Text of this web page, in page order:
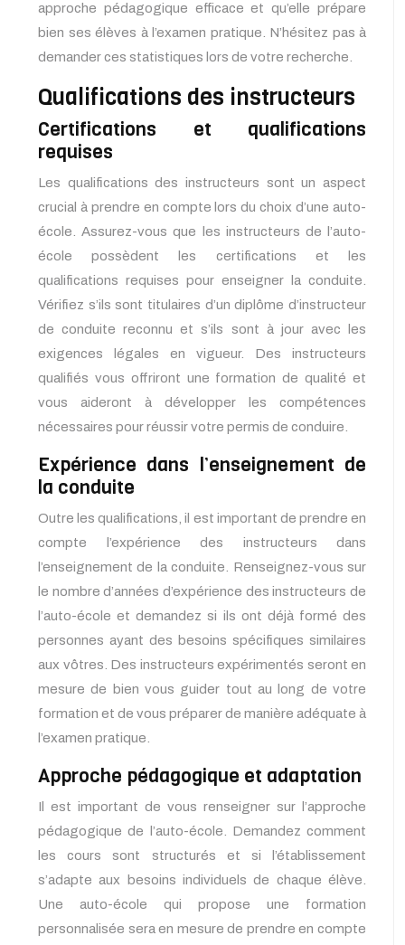
approche pédagogique efficace et qu’elle prépare
bien ses élèves à l’examen pratique. N’hésitez pas à
demander ces statistiques lors de votre recherche.
Qualifications des instructeurs
Certifications et qualifications
requises
Les qualifications des instructeurs sont un aspect
crucial à prendre en compte lors du choix d’une auto-
école. Assurez-vous que les instructeurs de l’auto-
école possèdent les certifications et les
qualifications requises pour enseigner la conduite.
Vérifiez s’ils sont titulaires d’un diplôme d’instructeur
de conduite reconnu et s’ils sont à jour avec les
exigences légales en vigueur. Des instructeurs
qualifiés vous offriront une formation de qualité et
vous aideront à développer les compétences
nécessaires pour réussir votre permis de conduire.
Expérience dans l’enseignement de
la conduite
Outre les qualifications, il est important de prendre en
compte l’expérience des instructeurs dans
l’enseignement de la conduite. Renseignez-vous sur
le nombre d’années d’expérience des instructeurs de
l’auto-école et demandez si ils ont déjà formé des
personnes ayant des besoins spécifiques similaires
aux vôtres. Des instructeurs expérimentés seront en
mesure de bien vous guider tout au long de votre
formation et de vous préparer de manière adéquate à
l’examen pratique.
Approche pédagogique et adaptation
Il est important de vous renseigner sur l’approche
pédagogique de l’auto-école. Demandez comment
les cours sont structurés et si l’établissement
s’adapte aux besoins individuels de chaque élève.
Une auto-école qui propose une formation
personnalisée sera en mesure de prendre en compte